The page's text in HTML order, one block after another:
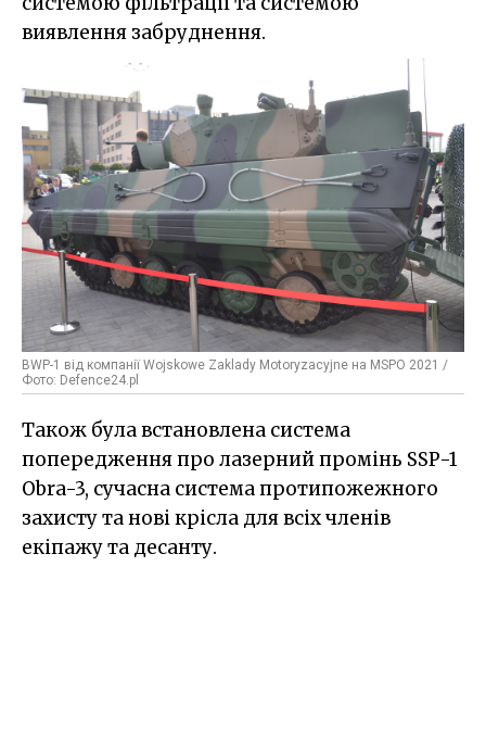
виявлення забруднення.
BWP-1 від компанії Wojskowe Zaklady Motoryzacyjne на MSPO 2021 /
Фото: Defence24.pl
Також була встановлена система
попередження про лазерний промінь SSP-1
Obra-3, сучасна система протипожежного
захисту та нові крісла для всіх членів
екіпажу та десанту.